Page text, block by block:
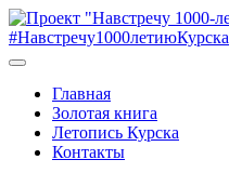
#Навстречу1000летиюКурска
Главная
Золотая книга
Летопись Курска
Контакты